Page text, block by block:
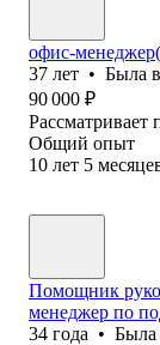
офис-
37 лет • Была
90 000 ₽
Рассматривает
Общий опыт
10 лет 5
Помощник
менеджер по
34 года • Была